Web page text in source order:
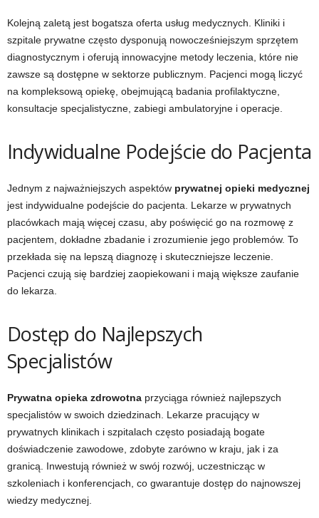
Kolejną zaletą jest bogatsza oferta usług medycznych. Kliniki i
szpitale prywatne często dysponują nowocześniejszym sprzętem
diagnostycznym i oferują innowacyjne metody leczenia, które nie
zawsze są dostępne w sektorze publicznym. Pacjenci mogą liczyć
na kompleksową opiekę, obejmującą badania profilaktyczne,
konsultacje specjalistyczne, zabiegi ambulatoryjne i operacje.
Indywidualne Podejście do Pacjenta
Jednym z najważniejszych aspektów prywatnej opieki medycznej
jest indywidualne podejście do pacjenta. Lekarze w prywatnych
placówkach mają więcej czasu, aby poświęcić go na rozmowę z
pacjentem, dokładne zbadanie i zrozumienie jego problemów. To
przekłada się na lepszą diagnozę i skuteczniejsze leczenie.
Pacjenci czują się bardziej zaopiekowani i mają większe zaufanie
do lekarza.
Dostęp do Najlepszych
Specjalistów
Prywatna opieka zdrowotna przyciąga również najlepszych
specjalistów w swoich dziedzinach. Lekarze pracujący w
prywatnych klinikach i szpitalach często posiadają bogate
doświadczenie zawodowe, zdobyte zarówno w kraju, jak i za
granicą. Inwestują również w swój rozwój, uczestnicząc w
szkoleniach i konferencjach, co gwarantuje dostęp do najnowszej
wiedzy medycznej.